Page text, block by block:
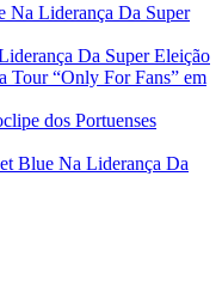
Na Liderança Da Super
Da Super Eleição
Tour “Only For Fans” em
dos Portuenses
Blue Na Liderança Da